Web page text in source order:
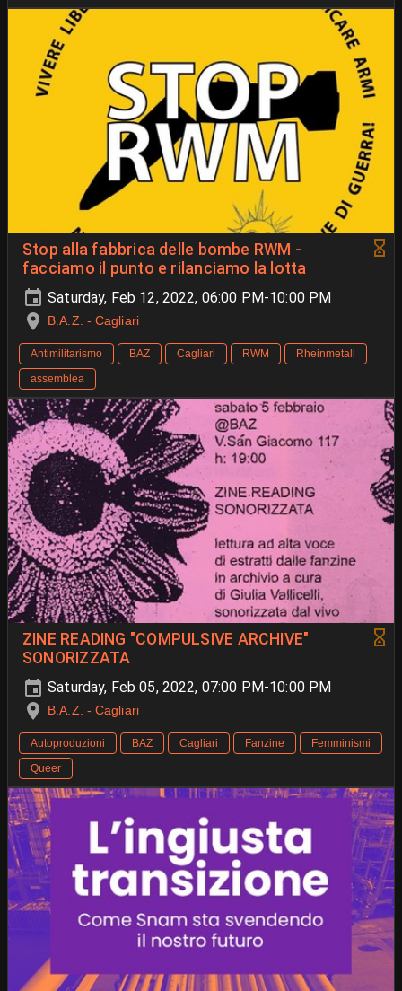
Stop alla fabbrica delle bombe RWM -
facciamo il punto e rilanciamo la lotta
Saturday, Feb 12, 2022, 06:00 PM-10:00 PM
B.A.Z. - Cagliari
Antimilitarismo BAZ Cagliari RWM
Rheinmetall
assemblea
ZINE READING "COMPULSIVE ARCHIVE"
SONORIZZATA
Saturday, Feb 05, 2022, 07:00 PM-10:00 PM
B.A.Z. - Cagliari
Autoproduzioni BAZ Cagliari Fanzine
Femminismi
Queer